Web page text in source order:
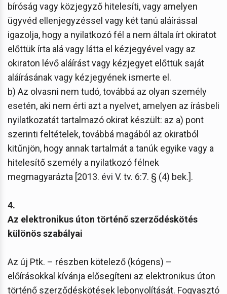
bíróság vagy közjegyző hitelesíti, vagy amelyen
ügyvéd ellenjegyzéssel vagy két tanú aláírással
igazolja, hogy a nyilatkozó fél a nem általa írt okiratot
előttük írta alá vagy látta el kézjegyével vagy az
okiraton lévő aláírást vagy kézjegyet előttük saját
aláírásának vagy kézjegyének ismerte el.
b) Az olvasni nem tudó, továbbá az olyan személy
esetén, aki nem érti azt a nyelvet, amelyen az írásbeli
nyilatkozatát tartalmazó okirat készült: az a) pont
szerinti feltételek, továbbá magából az okiratból
kitűnjön, hogy annak tartalmát a tanúk egyike vagy a
hitelesítő személy a nyilatkozó félnek
megmagyarázta [2013. évi V. tv. 6:7. § (4) bek.].
4.
Az elektronikus úton történő szerződéskötés
különös szabályai
Az új Ptk. – részben kötelező (kógens) –
előírásokkal kívánja elősegíteni az elektronikus úton
történő szerződéskötések lebonyolítását. Fogyasztó